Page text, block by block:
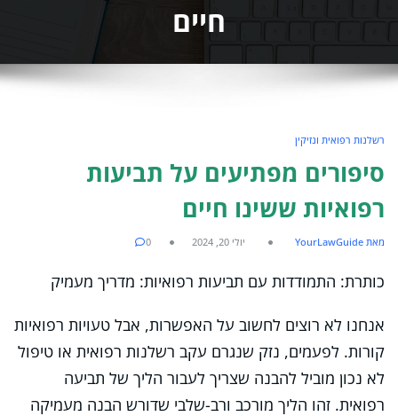
חיים
רשלנות רפואית ונזיקין
סיפורים מפתיעים על תביעות
רפואיות ששינו חיים
מאת YourLawGuide יולי 20, 2024 0
כותרת: התמודדות עם תביעות רפואיות: מדריך מעמיק
אנחנו לא רוצים לחשוב על האפשרות, אבל טעויות רפואיות
קורות. לפעמים, נזק שנגרם עקב רשלנות רפואית או טיפול
לא נכון מוביל להבנה שצריך לעבור הליך של תביעה
רפואית. זהו הליך מורכב ורב-שלבי שדורש הבנה מעמיקה